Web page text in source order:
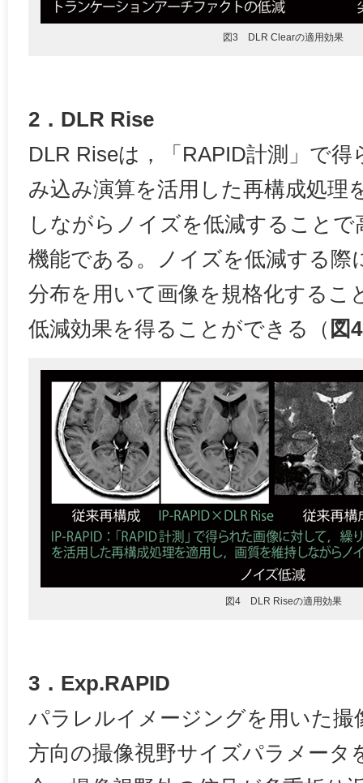
図3 DLR Clearの適用効果
2．DLR Rise
DLR Riseは，「RAPID計測」で
み込み演算を活用した再構成処理
しながらノイズを低減することで
機能である。ノイズを低減する際
分布を用いて画像を規格化するこ
低減効果を得ることができる（ 図4
図4 DLR Riseの適用効果
3．Exp.RAPID
パラレルイメージングを用いた撮
方向の撮像視野サイズパラメータ